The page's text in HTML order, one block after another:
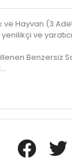
ve Hayvan (3
ve
Benzersiz